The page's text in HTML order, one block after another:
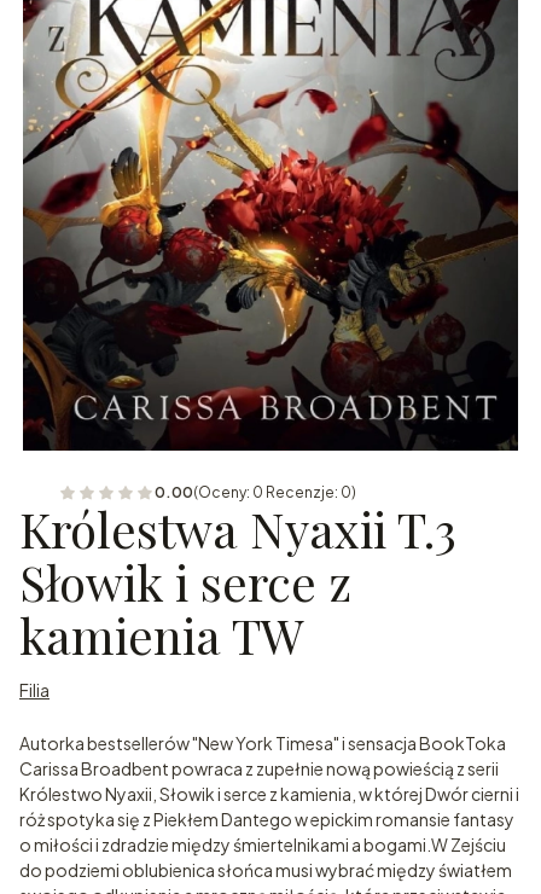
0.00(Oceny: 0 Recenzje: 0)
Królestwa Nyaxii T.3
Słowik i serce z
kamienia TW
Filia
Autorka bestsellerów "New York Timesa" i sensacja BookToka
Carissa Broadbent powraca z zupełnie nową powieścią z serii
Królestwo Nyaxii, Słowik i serce z kamienia, w której Dwór cierni i
róż spotyka się z Piekłem Dantego w epickim romansie fantasy
o miłości i zdradzie między śmiertelnikami a bogami.W Zejściu
do podziemi oblubienica słońca musi wybrać między światłem